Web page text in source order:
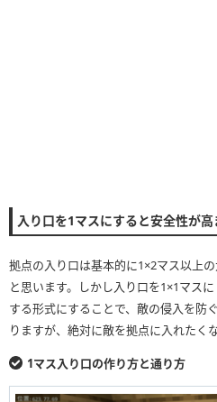
入り口を1マスにすると安全性が高
拠点の入り口は基本的に1×2マス以上
と思います。しかし入り口を1×1マス
する形式にすることで、敵の侵入を防
りますが、絶対に敵を拠点に入れたく
1マス入り口の作り方と通り方